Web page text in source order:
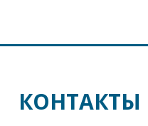
КОНТАКТЫ